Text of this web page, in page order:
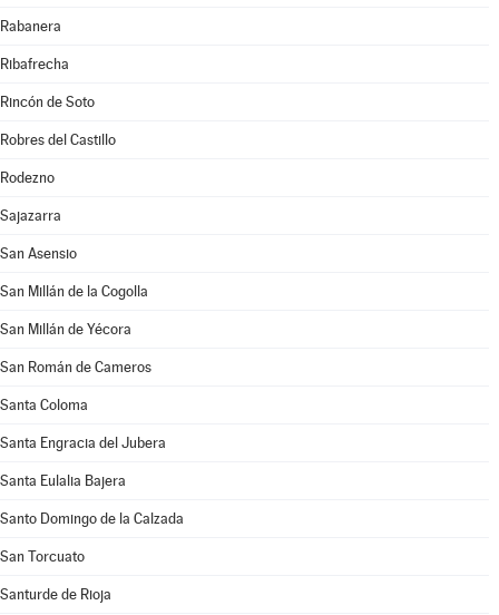
Rabanera
Ribafrecha
Rincón de Soto
Robres del Castillo
Rodezno
Sajazarra
San Asensio
San Millán de la Cogolla
San Millán de Yécora
San Román de Cameros
Santa Coloma
Santa Engracia del Jubera
Santa Eulalia Bajera
Santo Domingo de la Calzada
San Torcuato
Santurde de Rioja